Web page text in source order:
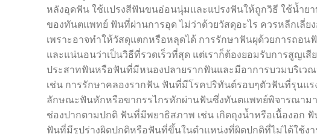
หลังอุดฟัน ใช้แปรงสีฟันขนอ่อนนุ่มและแปรงฟันให้ถูกวิธี ใช้น้ำย
ของทันตแพทย์ ฟันที่ผ่านการอุด ไม่ว่าด้วยวัสดุอะไร ควรหลีกเลี่ย
เพราะอาจทำให้วัสดุแตกหรือหลุดได้ การรักษาฟันผุด้วยการถอ
และแน่นอนว่าเป็นวิธีที่รวดเร็วที่สุด แต่เราก็ต้องยอมรับการสูญเ
ประสาทฟันหรือฟันที่มีหนองปลายรากฟันและมีอาการบวมบริเว
เช่น การรักษาคลองรากฟัน ฟันที่มีโรคปริทันต์รอบๆตัวฟันที่รุนแ
ลักษณะฟันหักหรือขากรรไกรหักผ่านฟันซึ่งทันตแพทย์พิจารณาม
ช่องปากตามปกติ ฟันที่มีพยาธิสภาพ เช่น เกิดถุงน้ำหรือเนื้องอก
ฟันที่มีรูปร่างผิดปกติหรือฟันที่ขึ้นในตำแหน่งที่ผิดปกติที่ไม่ได้ใช้ง